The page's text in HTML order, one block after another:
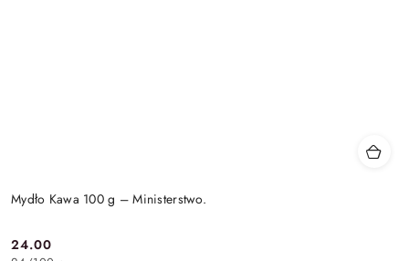
Mydło Kawa 100 g – Ministerstwo.
Cena:
24.00